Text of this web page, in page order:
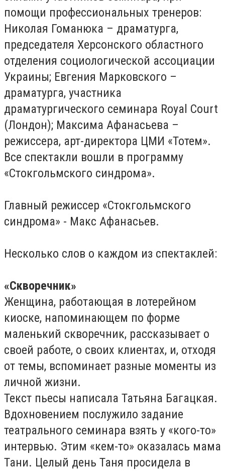
помощи профессиональных тренеров:
Николая Гоманюка – драматурга,
председателя Херсонского областного
отделения социологической ассоциации
Украины; Евгения Марковского –
драматурга, участника
драматургического семинара Royal Court
(Лондон); Максима Афанасьева –
режиссера, арт-директора ЦМИ «Тотем».
Все спектакли вошли в программу
«Стокгольмского синдрома».
Главный режиссер «Стокгольмского
синдрома» - Макс Афанасьев.
Несколько слов о каждом из спектаклей:
«Скворечник»
Женщина, работающая в лотерейном
киоске, напоминающем по форме
маленький скворечник, рассказывает о
своей работе, о своих клиентах, и, отходя
от темы, вспоминает разные моменты из
личной жизни.
Текст пьесы написала Татьяна Багацкая.
Вдохновением послужило задание
театрального семинара взять у «кого-то»
интервью. Этим «кем-то» оказалась мама
Тани. Целый день Таня просидела в